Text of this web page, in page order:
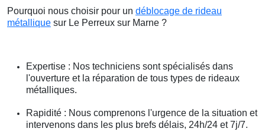
Pourquoi nous choisir pour un déblocage de rideau
métallique sur Le Perreux sur Marne ?
Expertise : Nos techniciens sont spécialisés dans
l'ouverture et la réparation de tous types de rideaux
métalliques.
Rapidité : Nous comprenons l'urgence de la situation et
intervenons dans les plus brefs délais, 24h/24 et 7j/7.